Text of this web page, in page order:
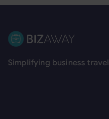
Simplifying business travel